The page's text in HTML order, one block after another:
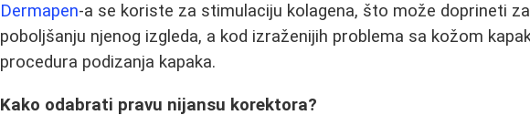
Dermapen-a se koriste za stimulaciju kolagena, što može doprineti
poboljšanju njenog izgleda, a kod izraženijih problema sa kožom
procedura podizanja kapaka.
Kako odabrati pravu nijansu korektora?